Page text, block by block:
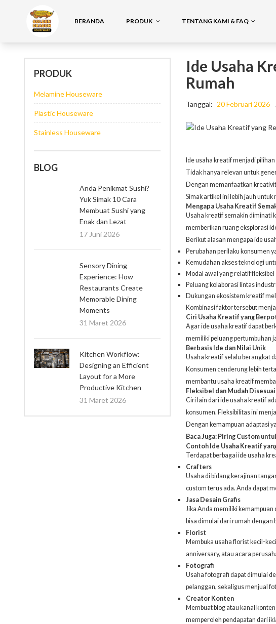
BERANDA PRODUK TENTANG KAMI & FAQ
PRODUK
Melamine Houseware
Plastic Houseware
Stainless Houseware
BLOG
Anda Penikmat Sushi?
Yuk Simak 10 Cara
Membuat Sushi yang
Enak dan Lezat
17 Juni 2026
Sensory Dining
Experience: How
Restaurants Create
Memorable Dining
Moments
31 Maret 2026
Kitchen Workflow:
Designing an Efficient
Layout for a More
Productive Kitchen
31 Maret 2026
Ide Usaha
Rumah
Tanggal: 20 Februari 2026
Ide usaha kreatif menjadi
Tidak hanya relevan untuk
Dengan memanfaatkan
Simak artikel ini lebih jauh
Mengapa Usaha Kreatif
Usaha kreatif semakin diminati
memberikan ruang eksplorasi
Berikut alasan mengapa ide
Perubahan perilaku konsumen
Kemudahan akses teknologi
Modal awal yang relatif
Peluang kolaborasi lintas
Dukungan ekosistem kreatif
Kombinasi faktor tersebut
Ciri Usaha Kreatif yang
Agar ide usaha kreatif dapat
memiliki peluang pertumbuhan
Berbasis Ide dan Nilai Unik
Usaha kreatif selalu berangkat
Konsumen cenderung lebih
membantu usaha kreatif
Fleksibel dan Mudah
Ciri lain dari ide usaha kreatif
konsumen. Fleksibilitas ini
Dengan kemampuan adaptasi
Baca Juga: Piring Custom
Contoh Ide Usaha Kreatif
Terdapat berbagai ide usaha
Crafters
Usaha di bidang kerajinan
custom terus ada. Anda dapat
Jasa Desain Grafis
Jika Anda memiliki kemampuan
bisa dimulai dari rumah dengan
Florist
Membuka usaha florist kecil-
anniversary, atau acara
Fotografi
Usaha fotografi dapat dimulai
pelanggan, sekaligus menjual
Creator Konten
Membuat blog atau kanal
memperoleh pendapatan dari